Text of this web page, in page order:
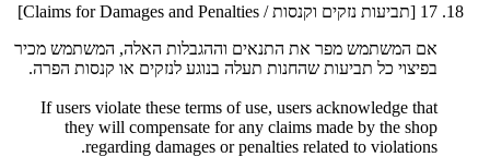
17 [תביעות נזקים וקנסות / Claims for Damages and Penalties]
אם המשתמש מפר את התנאים וההגבלות האלה, המשתמש מכיר
בפיצוי כל תביעות שהחנות תעלה בנוגע לנזקים או קנסות הפרה.
If users violate these terms of use, users acknowledge that
they will compensate for any claims made by the shop
regarding damages or penalties related to violations.